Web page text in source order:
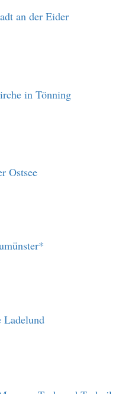
an der Eider
in Tönning
Ostsee
Ladelund